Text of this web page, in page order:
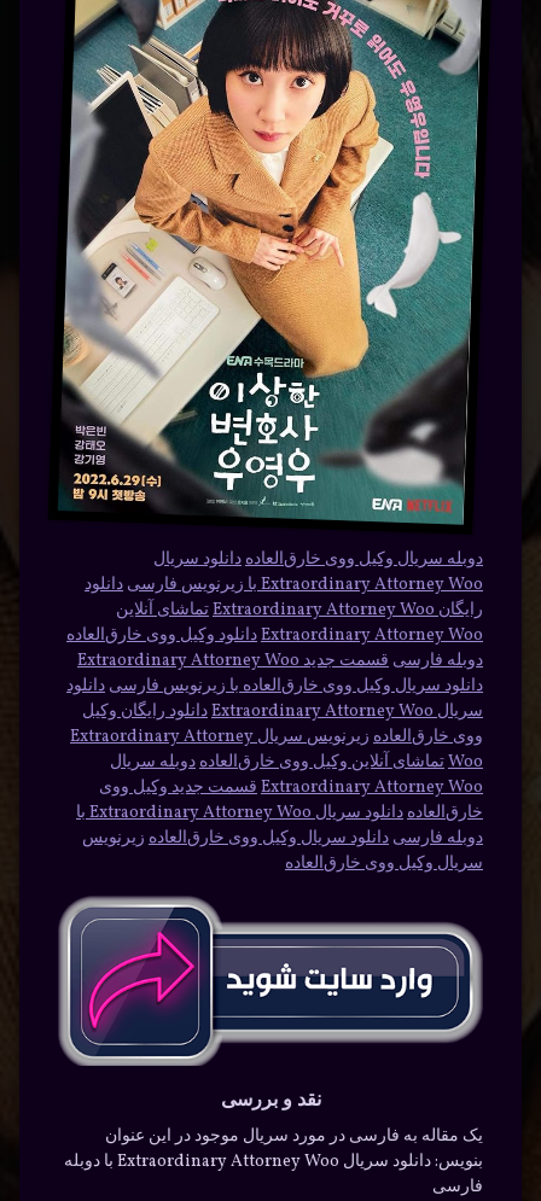
دوبله سریال وکیل ووی خارق‌العادهدانلود سریال
Extraordinary Attorney Woo با زیرنویس فارسی
دانلود
رایگان Extraordinary Attorney Woo
تماشای آنلاین
Extraordinary Attorney Wooدانلود وکیل ووی خارق‌العاده
دوبله فارسی قسمت جدید Extraordinary Attorney Woo
دانلود سریال وکیل ووی خارق‌العاده با زیرنویس فارسی دانلود
سریال Extraordinary Attorney Woo
دانلود رایگان وکیل
ووی خارق‌العاده
زیرنویس سریال Extraordinary Attorney
Wooتماشای آنلاین وکیل ووی خارق‌العادهدوبله سریال
Extraordinary Attorney Wooقسمت جدید وکیل ووی
خارق‌العاده
دانلود سریال Extraordinary Attorney Woo با
دوبله فارسی دانلود سریال وکیل ووی خارق‌العاده زیرنویس
سریال وکیل ووی خارق‌العاده
نقد و بررسی
یک مقاله به فارسی در مورد سریال موجود در این عنوان
بنویس: دانلود سریال Extraordinary Attorney Woo با دوبله
فارسی